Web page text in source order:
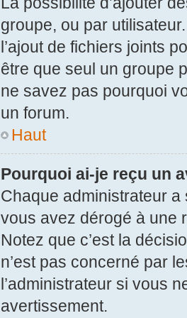
groupe, ou par
l’ajout de fichiers joints
être que seul un groupe
ne savez pas pourquoi
un forum.
Haut
Pourquoi ai-je reçu un
Chaque administrateur
vous avez dérogé à une
Notez que c’est la
n’est pas concerné par
l’administrateur si vous
avertissement.